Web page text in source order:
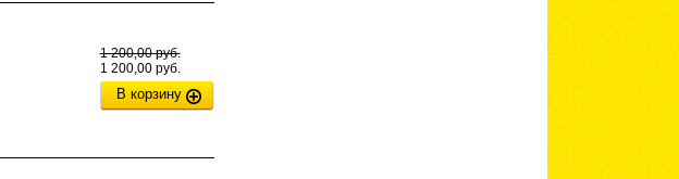
1 200,00 руб.
1 200,00 руб.
В корзину